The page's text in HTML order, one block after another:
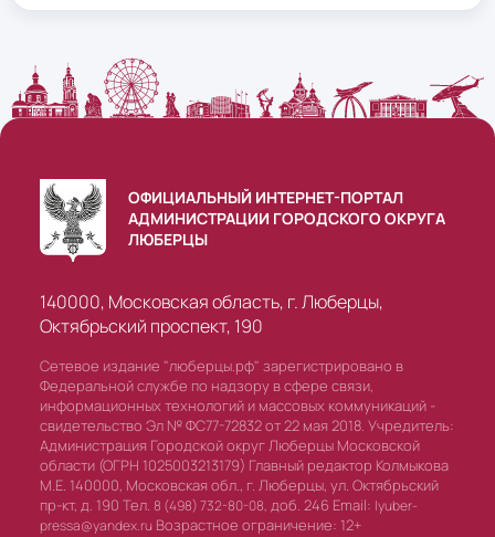
ОФИЦИАЛЬНЫЙ ИНТЕРНЕТ-ПОРТАЛ
АДМИНИСТРАЦИИ ГОРОДСКОГО ОКРУГА
ЛЮБЕРЦЫ
140000, Московская область, г. Люберцы,
Октябрьский проспект, 190
Сетевое издание "люберцы.рф" зарегистрировано в
Федеральной службе по надзору в сфере связи,
информационных технологий и массовых коммуникаций -
свидетельство Эл № ФС77-72832 от 22 мая 2018. Учредитель:
Администрация Городской округ Люберцы Московской
области (ОГРН 1025003213179) Главный редактор Колмыкова
М.Е. 140000, Московская обл., г. Люберцы, ул. Октябрьский
пр-кт, д. 190 Тел. 8 (498) 732-80-08, доб. 246 Email: lyuber-
pressa@yandex.ru Возрастное ограничение: 12+